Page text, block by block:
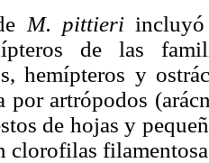
M. pittieriincluyó
de las
hemípteros y
por artrópodos
de hojas y
clorofilas